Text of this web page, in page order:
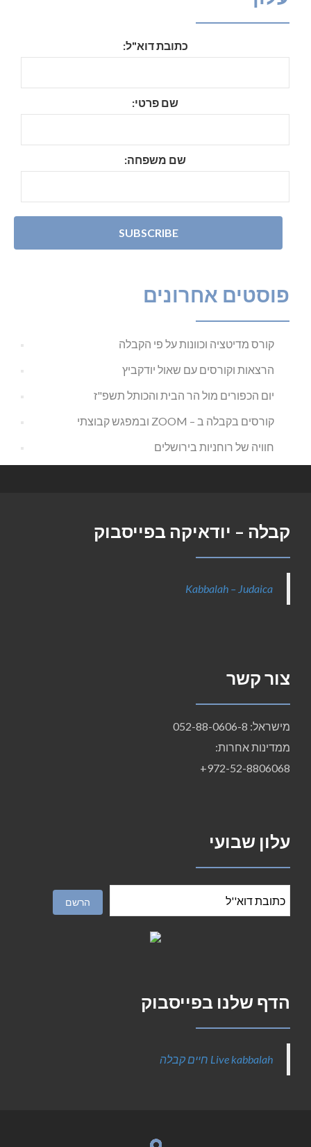
כתובת דוא"ל:
שם פרטי:
שם משפחה:
פוסטים אחרונים
קורס מדיטציה וכוונות על פי הקבלה
הרצאות וקורסים עם שאול יודקביץ
יום הכפורים מול הר הבית והכותל תשפ"ז
קורסים בקבלה ב – ZOOM ובמפגש קבוצתי
חוויה של רוחניות בירושלים
קבלה – יודאיקה בפייסבוק
Kabbalah – Judaica
צור קשר
מישראל: 052-88-0606-8
ממדינות אחרות:
972-52-8806068+
עלון שבועי
הדף שלנו בפייסבוק
‎Live kabbalah חיים קבלה‎